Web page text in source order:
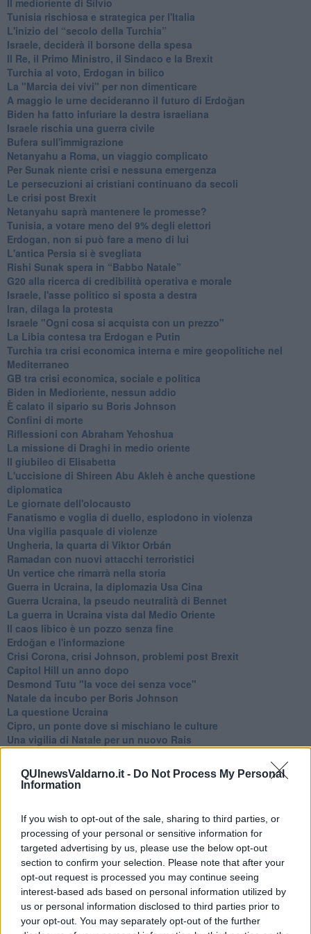
QUInewsValdarno.it - Do Not Process My Personal
Information
If you wish to opt-out of the sale, sharing to third parties, or
processing of your personal or sensitive information for
targeted advertising by us, please use the below opt-out
section to confirm your selection. Please note that after your
opt-out request is processed you may continue seeing
interest-based ads based on personal information utilized by
us or personal information disclosed to third parties prior to
your opt-out. You may separately opt-out of the further
Tunisia rischiosa e strategica per l'Italia
L'inizio del “secolo della Turchia”
Israele, deciderà il borsone della spesa
Il Re, il Primo Ministro, il Sindaco e la Brexit
Turchia al voto, Erdogan in bilico
La "Marcia dei vivi" per non dimenticare
A maggio le urne decideranno il futuro di Erdoğan
Biden ha fatto infuriare la destra israeliana
Israele rischia una guerra civile
Bufera sull'immigrazione
Netanyahu a Roma, un viaggio complicato
Per Sunak niente crisi e nessuna emergenza
Le persecuzioni ai cristiani continuano da secoli
Le crisi post Brexit
Netanyahu saprà mantenere le promesse?
Tunisia, a votare meno del 9% degli elettori
Erdogan, non si può fare a meno di lui
L'antica Persia si è svegliata
Rishi Sunak spera in “Babbo Natale”
G20 alla ricerca di credibilità operativa e morale
Israele, l'asse politico si sposta a destra
Iran, dilaga la protesta
Israele "Ogni cosa si acquista con un prezzo"
La Libia contesa tra Erdogan e Putin
Turchia tra crisi economica interna e mire geopolitiche nel
Mediterraneo
GB tra crisi economica, sociale e politica
Biden in Medioriente, nessun addio
È calato il sipario su Boris Johnson
Confini di morte
Riflessioni con Abraham Yehoshua
La missione di Draghi in medio oriente
Il giubileo di Elisabetta
L'uccisione di Shireen Abu Akleh è anche questione
diplomatica
Le giornate dell'olocausto
Fanatismo e voglia di duello, esplodono in violenza
Una vigilia pasquale di violenze
Ungheria, la quarta di Viktor Orbán
Ramadan con nuovi attacchi terroristici
Un vertice che rimarrà nella storia
Guerra in Ucraina, la diplomazia Usa Cina
Guerra Ucraina, la pseudo neutralità di Bennet
La guerra in Ucraina vista dal Medio Oriente
​Il caos libico è un pozzo senza fine
Erdoğan e l'informazione
Crisi Corona, crisi Johnson, problemi post Brexit
Capitol Hill un anno dopo
Desmond Tutu "la voce dei senza voce"
Natale da incubo per Boris Johnson
La questione Ucraina
Cipro, un ponte dove si mischiano le culture
Una vigilia di Natale per un nuovo Rais
La questione israelo-palestinese ignorata dal G20
Erdogan continua a sfidare l'Occidente
Libano, collasso economico e guerra civile
Biden, primo presidente USA non in guerra
Papa Bergoglio vedrà Viktor Orbán
Bennet, un giorno in attesa di Biden
Il ritorno dei talebani
​La lenta agonia del Libano
Sudafrica, è allarme alimentare
Usa di nuovo al centro della geopolitica internazionale
L’appuntamento di Israele con il cambiamento